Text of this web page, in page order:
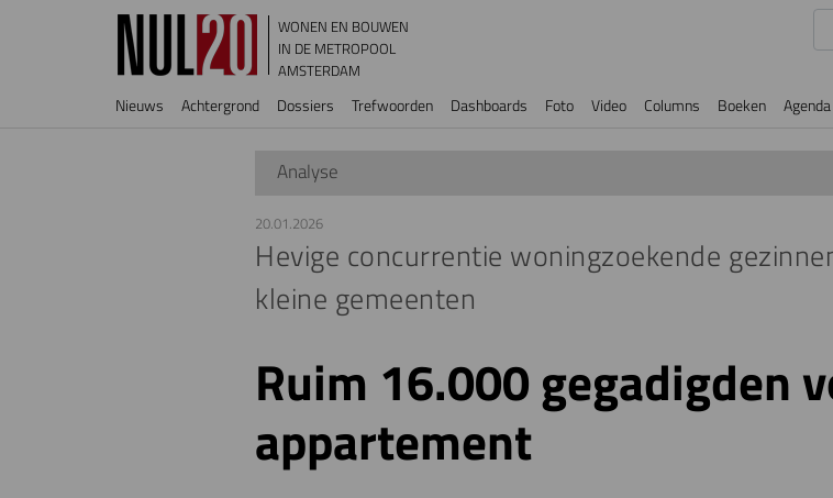
Overslaan en naar de inhoud gaan
WONEN EN BOUWEN
IN DE METROPOOL
AMSTERDAM
Hoofdnavigatie
Nieuws Achtergrond Dossiers Trefwoorden Dashboards Foto Video Columns Boeken Agenda
Analyse
20.01.2026
Hevige concurrentie woningzoekende
kleine gemeenten
Ruim 16.000 gegadigden
appartement